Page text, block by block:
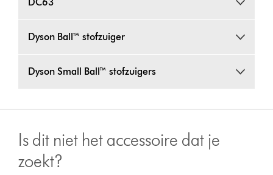
Dyson Ball™ stofzuiger
Dyson Small Ball™ stofzuigers
Is dit niet het accessoire dat je
zoekt?